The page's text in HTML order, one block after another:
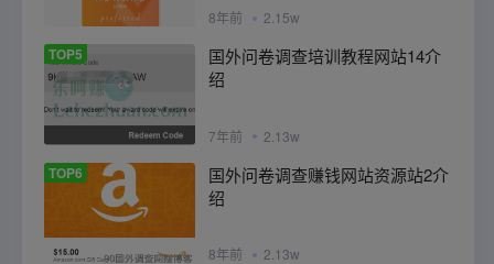
8年前 2.15w
TOP5
国外问卷调查培训教程网站14介
绍
7年前 2.13w
TOP6
国外问卷调查赚钱网站资源站2介
绍
8年前 2.13w